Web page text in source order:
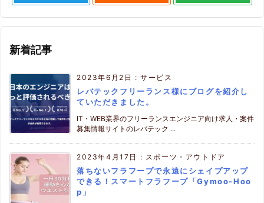
新着記事
2023年6月2日 :サービス
レバテックフリーランス様にブログを紹介し
ていただきました。
IT・WEB業界のフリーランスエンジニア向け求人・案件
募集情報サイトのレバテック ...
2023年4月17日 : スポーツ・アウトドア
落ちないフラフープで永遠にシェイプアップ
できる！スマートフラフープ「Gymoo-Hoo
p」